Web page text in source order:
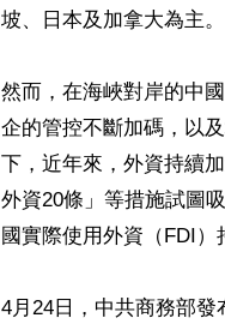
坡、日本及加拿大為主。
然而，在海峽對岸的中
企的管控不斷加碼，以
下，近年來，外資持續
外資20條」等措施試圖
國實際使用外資（FDI）
4月24日，中共商務部